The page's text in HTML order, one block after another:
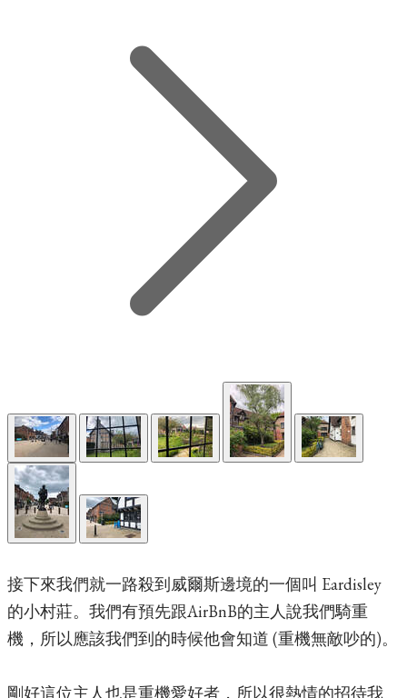
接下來我們就一路殺到威爾斯邊境的一個叫 Eardisley
的小村莊。我們有預先跟AirBnB的主人說我們騎重
機，所以應該我們到的時候他會知道 (重機無敵吵的)。
剛好這位主人也是重機愛好者，所以很熱情的招待我